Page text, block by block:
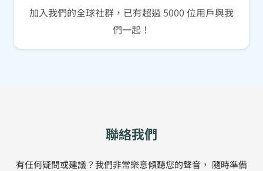
加入我們的全球社群，已有超過 5000 位用戶與我
們一起！
聯絡我們
有任何疑問或建議？我們非常樂意傾聽您的聲音， 隨時準備